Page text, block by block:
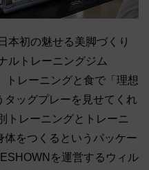
本初の魅せる美脚づくり
ルトレーニングジム
トレーニングと食で「理想
ッグプレーを見せてくれ
トレーニングとトレーニ
体をつくるというパッケー
を運営するウィル